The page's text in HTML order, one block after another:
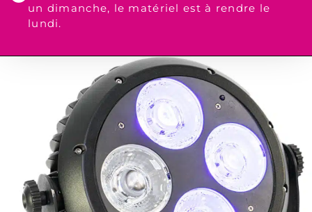
un dimanche, le matériel est à rendre le
lundi.